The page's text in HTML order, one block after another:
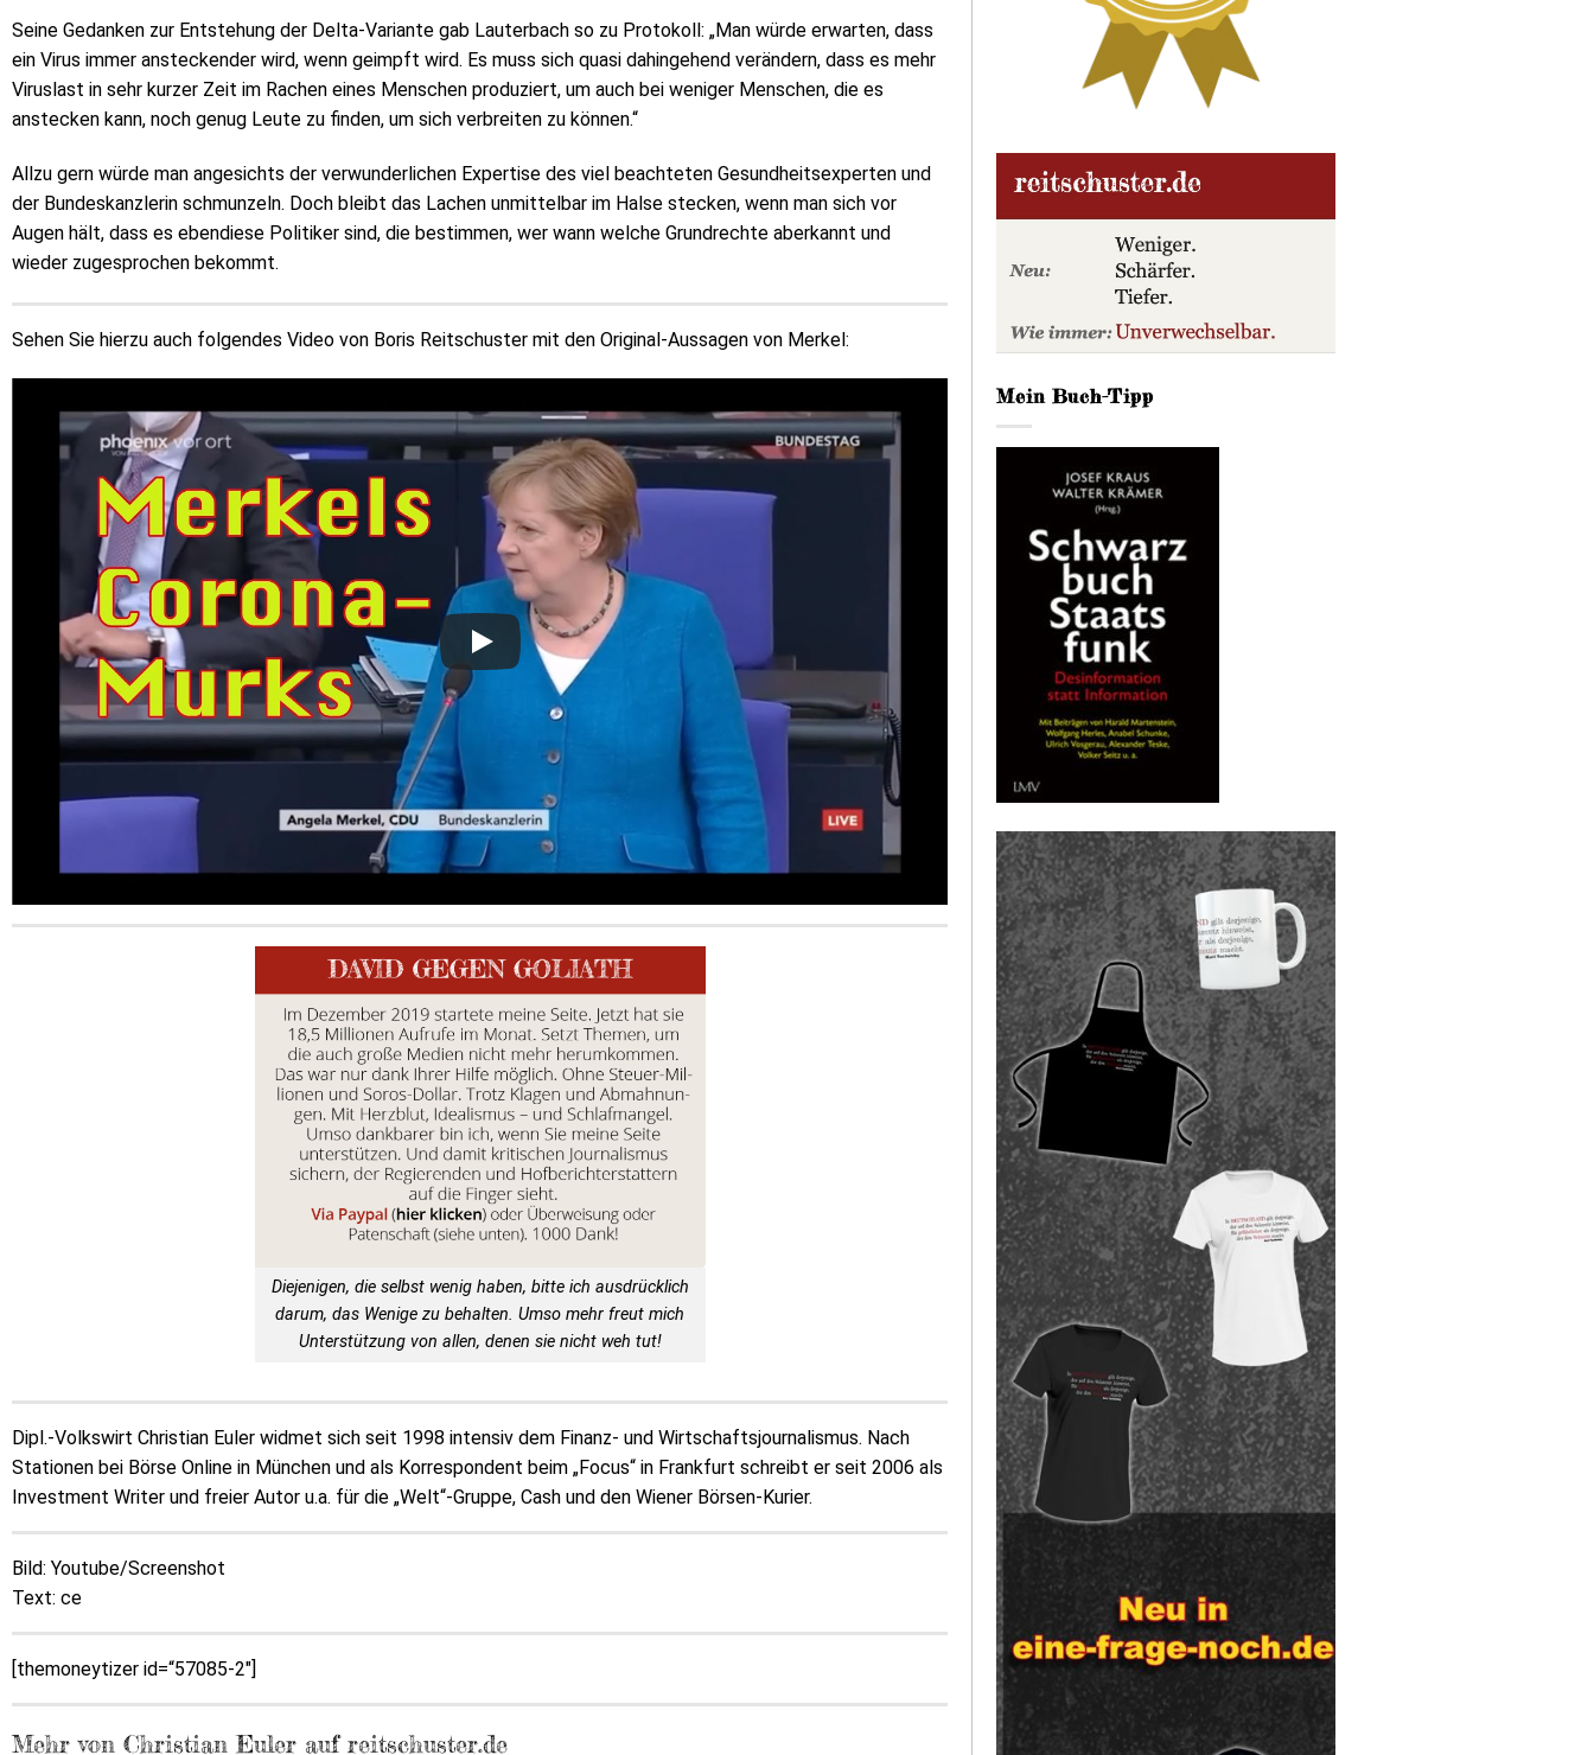
Seine Gedanken zur Entstehung der Delta-Variante gab Lauterbach so zu Protokoll: „Man würde erwarten, dass
ein Virus immer ansteckender wird, wenn geimpft wird. Es muss sich quasi dahingehend verändern, dass es mehr
Viruslast in sehr kurzer Zeit im Rachen eines Menschen produziert, um auch bei weniger Menschen, die es
anstecken kann, noch genug Leute zu finden, um sich verbreiten zu können.“
Allzu gern würde man angesichts der verwunderlichen Expertise des viel beachteten Gesundheitsexperten und
der Bundeskanzlerin schmunzeln. Doch bleibt das Lachen unmittelbar im Halse stecken, wenn man sich vor
Augen hält, dass es ebendiese Politiker sind, die bestimmen, wer wann welche Grundrechte aberkannt und
wieder zugesprochen bekommt.
Sehen Sie hierzu auch folgendes Video von Boris Reitschuster mit den Original-Aussagen von Merkel:
Diejenigen, die selbst wenig haben, bitte ich ausdrücklich
darum, das Wenige zu behalten. Umso mehr freut mich
Unterstützung von allen, denen sie nicht weh tut!
Dipl.-Volkswirt Christian Euler widmet sich seit 1998 intensiv dem Finanz- und Wirtschaftsjournalismus. Nach
Stationen bei Börse Online in München und als Korrespondent beim „Focus“ in Frankfurt schreibt er seit 2006 als
Investment Writer und freier Autor u.a. für die „Welt“-Gruppe, Cash und den Wiener Börsen-Kurier.
Bild: Youtube/Screenshot
Text: ce
[themoneytizer id=“57085-2″]
Mehr von Christian Euler auf reitschuster.de
Mein Buch-Tipp